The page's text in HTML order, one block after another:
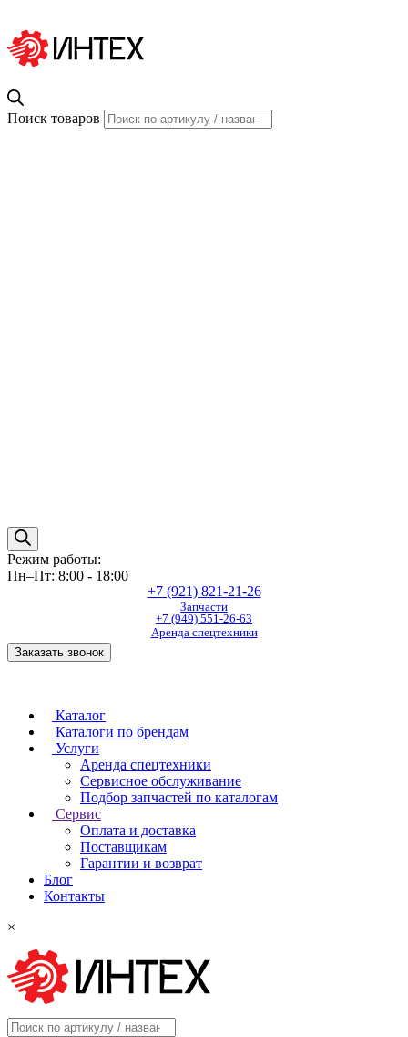
Поиск товаров
Режим работы:
Пн–Пт: 8:00 - 18:00
+7 (921) 821-21-26
Запчасти
+7 (949) 551-26-63
Аренда спецтехники
Заказать звонок
Каталог
Каталоги по брендам
Услуги
Аренда спецтехники
Сервисное обслуживание
Подбор запчастей по каталогам
Сервис
Оплата и доставка
Поставщикам
Гарантии и возврат
Блог
Контакты
×